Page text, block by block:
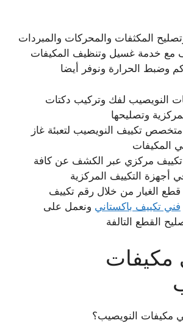
المكثفات والمحركات والمبردات
مع خدمة غسيل وتنظيف المكيفات
وضبط الحرارة ونوفر أيضا
النويصيب لفك وتركيب دكتات
وتصليحها
تكييف النويصيب لتعبئة غاز
المكيفات
تكييف مركزي عبر الكشف عن كافة
أجهزة التكييف المركزية
قطع الغيار من خلال رقم تكييف
فني تكييف باكستاني ونعمل على
القطع التالفة
مكيفات
مكيفات النويصيب؟